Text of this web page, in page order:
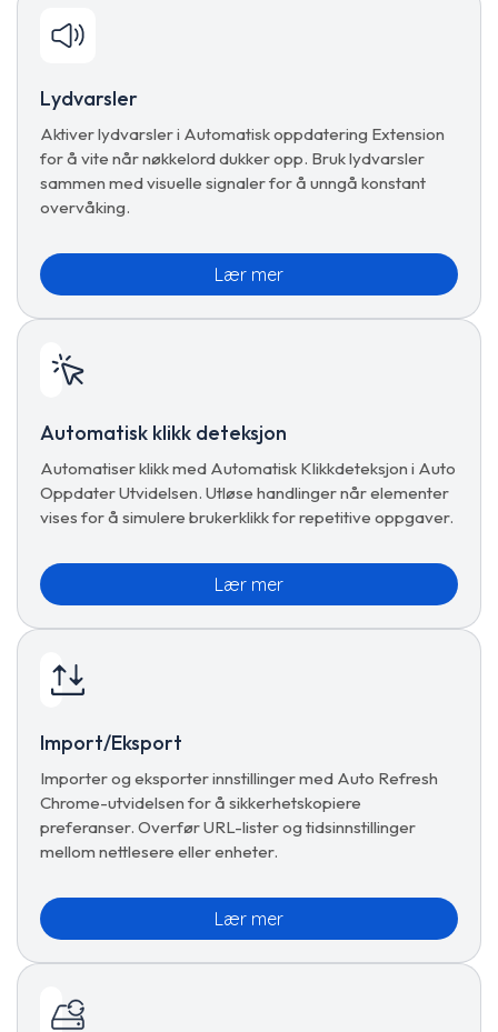
Lydvarsler
Aktiver lydvarsler i Automatisk oppdatering Extension
for å vite når nøkkelord dukker opp. Bruk lydvarsler
sammen med visuelle signaler for å unngå konstant
overvåking.
Lær mer
Automatisk klikk deteksjon
Automatiser klikk med Automatisk Klikkdeteksjon i Auto
Oppdater Utvidelsen. Utløse handlinger når elementer
vises for å simulere brukerklikk for repetitive oppgaver.
Lær mer
Import/Eksport
Importer og eksporter innstillinger med Auto Refresh
Chrome-utvidelsen for å sikkerhetskopiere
preferanser. Overfør URL-lister og tidsinnstillinger
mellom nettlesere eller enheter.
Lær mer